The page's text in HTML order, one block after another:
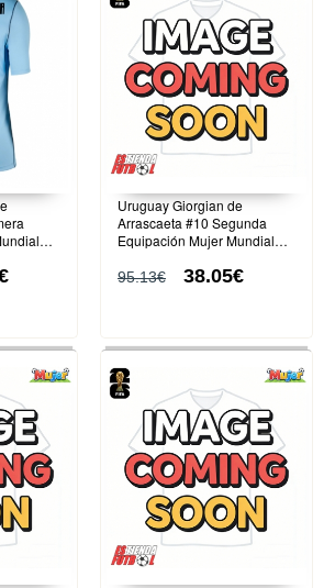
Uruguay Giorgian de
Arrascaeta #10 Segunda
Equipación Mujer Mundial
95.13€ 38.05€